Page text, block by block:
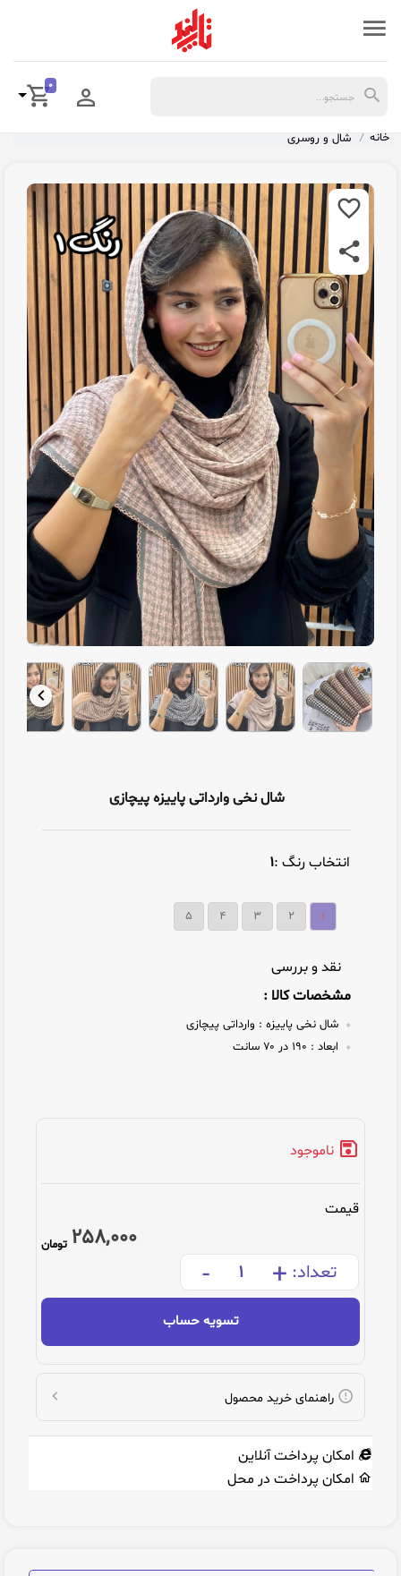
0
خانه شال و روسری
شال نخی وارداتی پاییزه پیچازی
انتخاب رنگ :۱
۱ ۲ ۳ ۴ ۵
نقد و بررسی
مشخصات کالا :
شال نخی پاییزه : وارداتی پیچازی
ابعاد :
ناموجود
قیمت
258,000 تومان
تعداد: +
-
تسویه حساب
راهنمای خرید محصول
امکان پرداخت آنلاین
امکان پرداخت در محل